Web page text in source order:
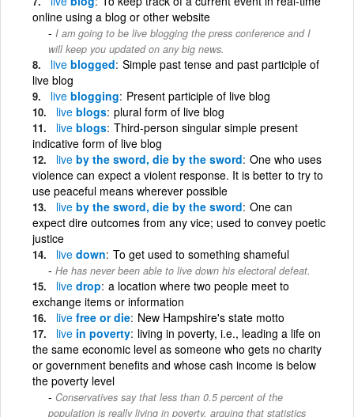
online using a blog or other website
I am going to be live blogging the press conference and I
will keep you updated on any big news.
live blogged Simple past tense and past participle of
live blog
live blogging Present participle of live blog
live blogs plural form of live blog
live blogs Third-person singular simple present
indicative form of live blog
live by the sword, die by the sword One who uses
violence can expect a violent response. It is better to try to
use peaceful means wherever possible
live by the sword, die by the sword One can
expect dire outcomes from any vice; used to convey poetic
justice
live down To get used to something shameful
He has never been able to live down his electoral defeat.
live drop a location where two people meet to
exchange items or information
live free or die New Hampshire's state motto
live in poverty living in poverty, i.e., leading a life on
the same economic level as someone who gets no charity
or government benefits and whose cash income is below
the poverty level
Conservatives say that less than 0.5 percent of the
population is really living in poverty, arguing that statistics